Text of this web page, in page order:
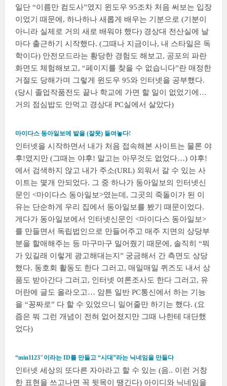
일단 “이름만 컴도사”였지 윈도우 95조차 처음 써보는 입장
이었기 때문에, 하나하나 새롭게 배우는 기분으로 (기분이
아니라 실제로 거의 새로 배워야 했다) 경상대 전산실에 날
마다 출근하기 시작했다. (그때나 지금이나, 내 스타일은 독
학이다) 안전모드라는 황당한 경험도 해보고, 공포의 파란
화면도 체험해보고, “페이지를 찾을 수 없습니다”란 매정한
거절도 당해가며 그렇게 윈도우 95와 인터넷을 공부했다.
(당시 졸업작품전도 끝나 학교에 가면 할 일이 없었기에…
거의 점심밥도 안먹고 경상대 PC실에서 살았다)
마이다스 동아일보에 발을 (잘못) 들여놓다!
인터넷을 시작하면서 내가 처음 접속해본 사이트는 물론 야
후!였지만 (그때는 야후! 말고는 아무것도 없었다…) 야후!
에서 검색하지 않고 내가 주소(URL) 외워서 갈 수 있는 사
이트는 몇개 안되었다. 그 중 하나가 동아일보의 인터넷신
문인 <마이다스 동아일보>였는데, 그곳의 죽돌이가 된 이
유는 단순하게 우리 집에서 동아일보를 봤기 때문이었다.
게다가 동아일보에서 인터넷신문인 <마이다스 동아일보>
를 만들면서 독립법인으로 만들어주고 매주 지면의 상당부
분을 할애해주는 등 마구마구 밀어줬기 때문에, 솔직히 “뭐
가 있길래 이렇게 광고해대는지” 궁금해서 간 측면도 상당
했다. 동호회 활동도 한다 그러고, 매일매일 퀴즈도 내서 상
품도 받아간다 그러고, 인터넷 여론조사도 한다 그러고, 유
머란에 글도 올라오고… 암튼 일반 PC통신에서 하는 기능
을 “꽁짜로” 다 할 수 있었으니 밀어줄만 하기는 했다. (요
즘은 뭐 그런 개념이 전혀 없어졌지만 그때 나한테 대단했
었다)
“min1123″이라는 ID를 만들고 “시대”라는 닉네임을 만들다
인터넷 세상의 또다른 자아라고 할 수 있는 (음.. 이런 거창
한 표현을 쓰고나면 꼭 뒷목이 땡긴다) 아이디와 닉네임을